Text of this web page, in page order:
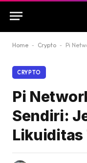
Home - Crypto - Pi
CRYPTO
Pi
Sendiri:
Likuiditas